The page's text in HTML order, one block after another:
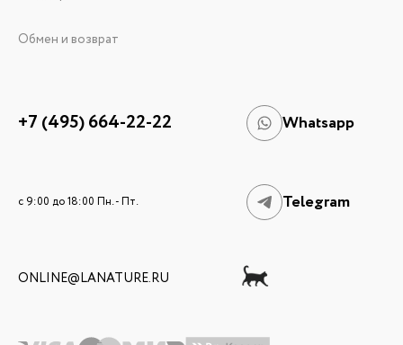
Обмен и возврат
+7 (495) 664-22-22 Whatsapp
c 9:00 до 18:00 Пн. - Пт. Telegram
ONLINE@LANATURE.RU